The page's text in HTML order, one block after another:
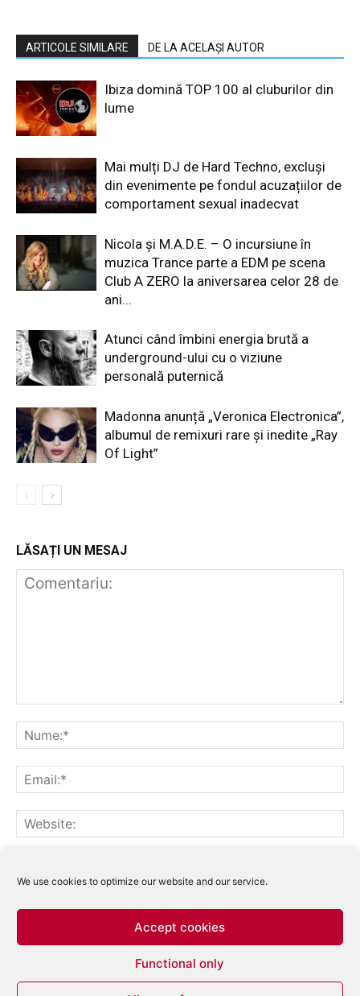
We use cookies to optimize our website and our service.
Accept cookies
Functional only
ARTICOLE SIMILARE DE LA ACELAȘI AUTOR
Ibiza domină TOP 100 al cluburilor din
lume
Mai mulți DJ de Hard Techno, excluși
din evenimente pe fondul acuzațiilor de
comportament sexual inadecvat
Nicola și M.A.D.E. – O incursiune în
muzica Trance parte a EDM pe scena
Club A ZERO la aniversarea celor 28 de
ani...
Atunci când îmbini energia brută a
underground-ului cu o viziune
personală puternică
Madonna anunță „Veronica Electronica”,
albumul de remixuri rare și inedite „Ray
Of Light”
LĂSAȚI UN MESAJ
Notifică-mă prin email când sunt publicate articole noi.
Acest site folosește Akismet pentru a reduce
Află cum sunt procesate datele
comentariilor tale